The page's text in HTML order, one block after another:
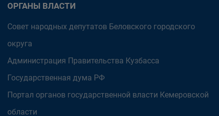
ОРГАНЫ ВЛАСТИ
Совет народных депутатов Беловского городского
округа
Администрация Правительства Кузбасса
Государственная дума РФ
Портал органов государственной власти Кемеровской
области